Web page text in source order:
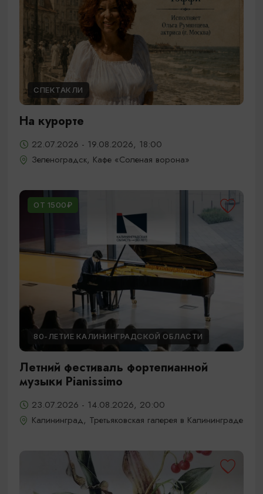
СПЕКТАКЛИ
На курорте
22.07.2026 - 19.08.2026, 18:00
Зеленоградск, Кафе «Соленая ворона»
ОТ 1500₽
80-ЛЕТИЕ КАЛИНИНГРАДСКОЙ ОБЛАСТИ
Летний фестиваль фортепианной
музыки Pianissimo
23.07.2026 - 14.08.2026, 20:00
Калининград, Третьяковская галерея в Калининграде